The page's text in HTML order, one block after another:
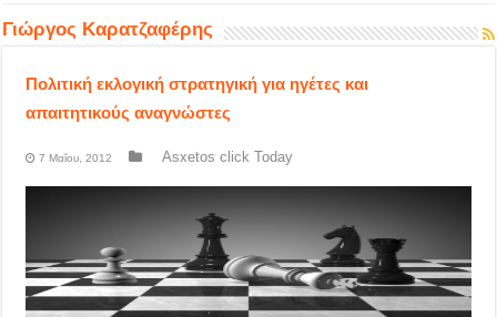
Γιώργος Καρατζαφέρης
Πολιτική εκλογική στρατηγική για ηγέτες και
απαιτητικούς αναγνώστες
7 Μαΐου, 2012 Asxetos click Today